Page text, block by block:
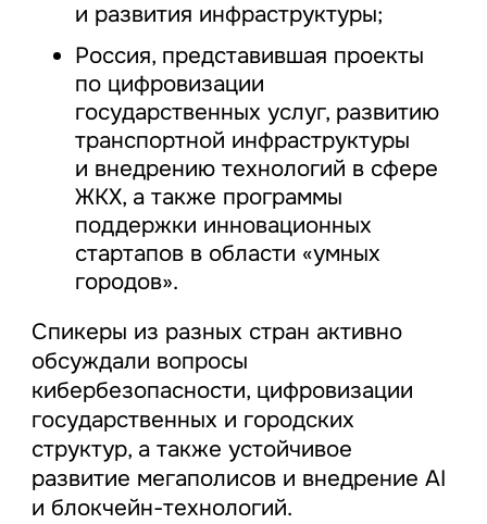
и развития инфраструктуры;
Россия, представившая проекты
по цифровизации
государственных услуг, развитию
транспортной инфраструктуры
и внедрению технологий в сфере
ЖКХ, а также программы
поддержки инновационных
стартапов в области «умных
городов».
Спикеры из разных стран активно
обсуждали вопросы
кибербезопасности, цифровизации
государственных и городских
структур, а также устойчивое
развитие мегаполисов и внедрение AI
и блокчейн-технологий.